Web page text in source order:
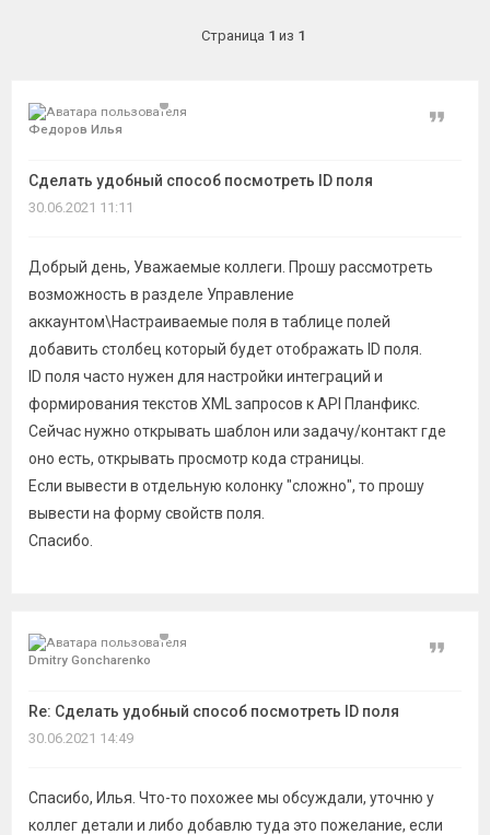
Активные
Страница 1 из 1
Федоров Илья
Сделать удобный способ посмотреть ID поля
Цитата
30.06.2021 11:11
Добрый день, Уважаемые коллеги. Прошу рассмотреть
возможность в разделе Управление
аккаунтом\Настраиваемые поля в таблице полей
добавить столбец который будет отображать ID поля.
ID поля часто нужен для настройки интеграций и
формирования текстов XML запросов к API Планфикс.
Сейчас нужно открывать шаблон или задачу/контакт где
оно есть, открывать просмотр кода страницы.
Если вывести в отдельную колонку "сложно", то прошу
вывести на форму свойств поля.
Спасибо.
Dmitry Goncharenko
Re: Сделать удобный способ посмотреть ID поля
Цитата
30.06.2021 14:49
Спасибо, Илья. Что-то похожее мы обсуждали, уточню у
коллег детали и либо добавлю туда это пожелание, если